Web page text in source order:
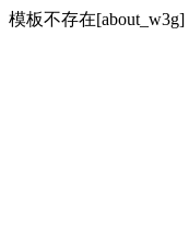
模板不存在[about_w3g]